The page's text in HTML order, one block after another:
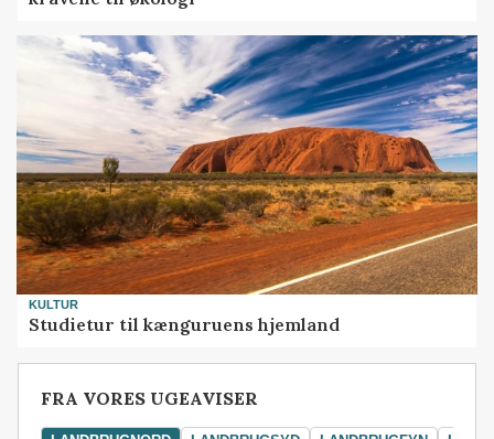
KULTUR
Studietur til kænguruens hjemland
FRA VORES UGEAVISER